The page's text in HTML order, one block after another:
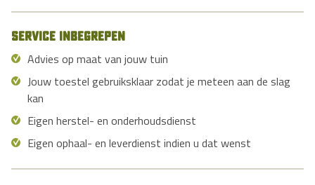
Service inbegrepen
Advies op maat van jouw tuin
Jouw toestel gebruiksklaar zodat je meteen aan de slag
kan
Eigen herstel- en onderhoudsdienst
Eigen ophaal- en leverdienst indien u dat wenst